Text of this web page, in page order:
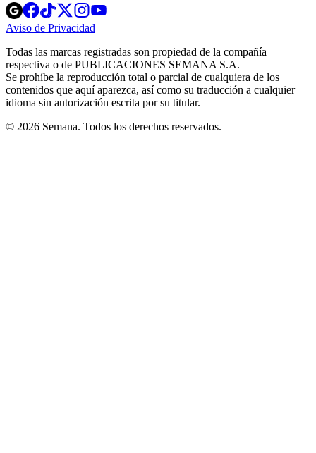
Opens
in
new
Opens
in
new
Opens
in
new
window
Opens
new
windowwindow
Aviso de Privacidad
new
window
Todas las marcas registradas son propiedad de la compañía
respectiva o de PUBLICACIONES SEMANA S.A.
Se prohíbe la reproducción total o parcial de cualquiera de los
contenidos que aquí aparezca, así como su traducción a cualquier
idioma sin autorización escrita por su titular.
© 2026 Semana. Todos los derechos reservados.